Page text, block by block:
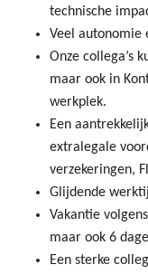
technische
Veel
Onze collega’s
maar ook in
werkplek.
Een
extralegale
verzekeringen,
Glijdende
Vakantie
maar ook 6
Een sterke